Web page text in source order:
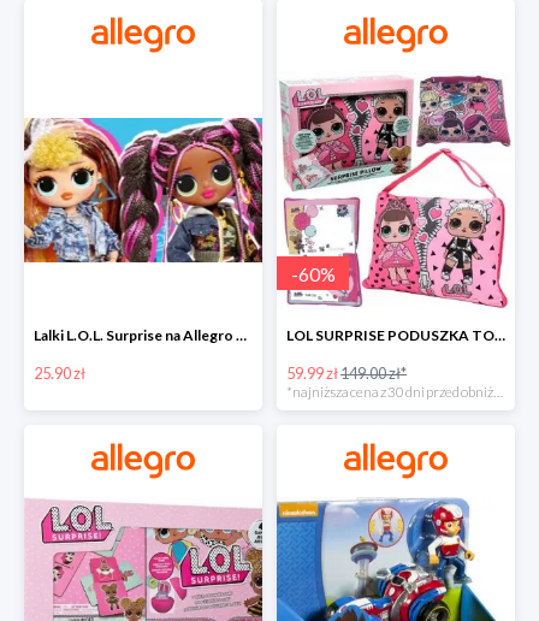
Lalki L.O.L. Surprise na Allegro w super cenach od 25,90 zł
25.90 zł
-60%
LOL SURPRISE PODUSZKA TOREBKA SEKRETNY SCHOWEK MP3 -59%
59.99 zł149.00 zł*
*najniższa cena z 30 dni przed obniżką